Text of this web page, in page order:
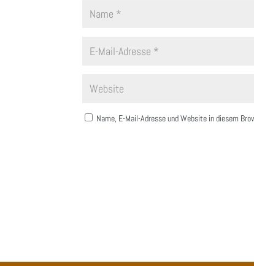
Name, E-Mail-Adresse und Website in diesem